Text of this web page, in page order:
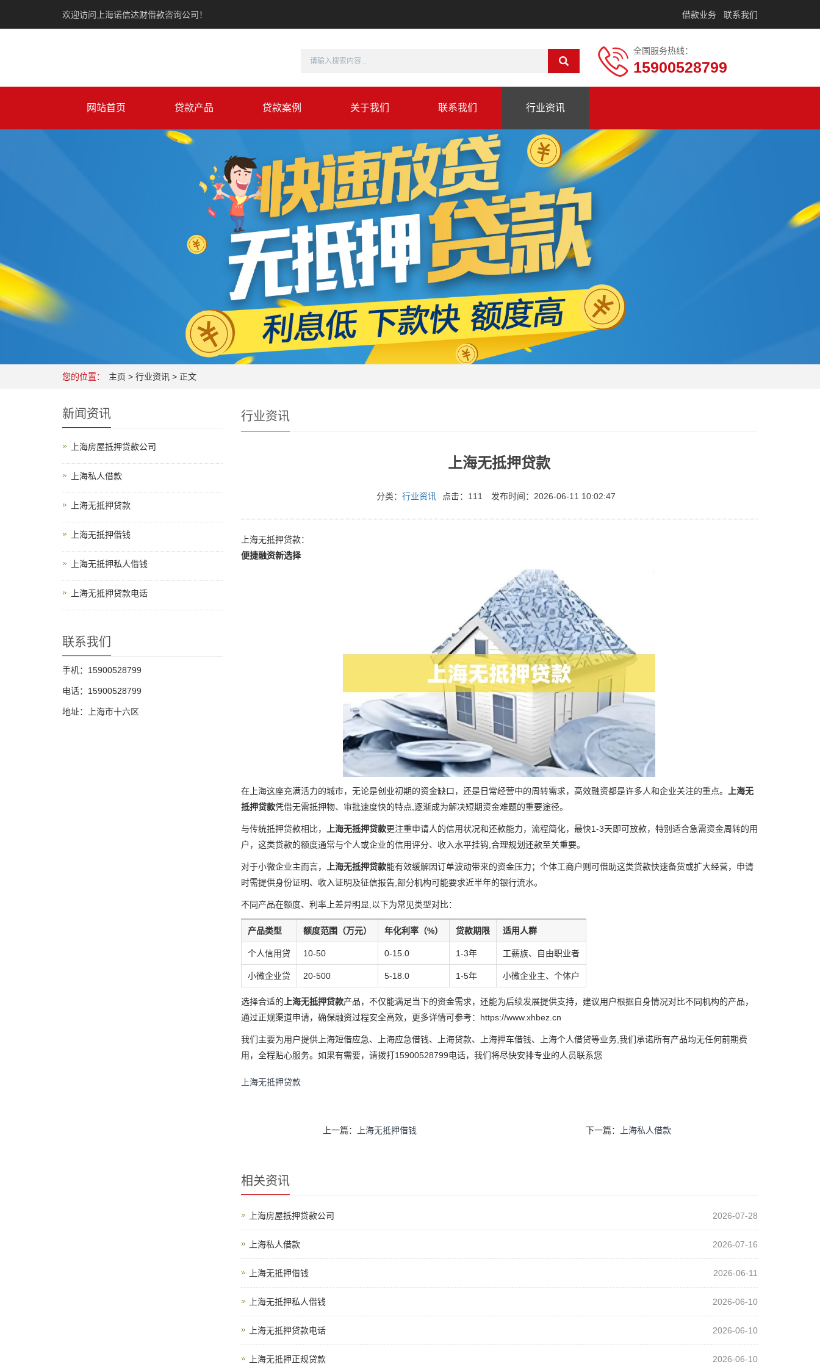
欢迎访问上海诺信达财借款咨询公司！ 借款业务 联系我们
全国服务热线：
15900528799
网站首页 贷款产品 贷款案例 关于我们 联系我们 行业资讯
您的位置： 主页 > 行业资讯 > 正文
行业资讯
上海无抵押贷款
分类：行业资讯 点击：111 发布时间：2026-06-11 10:02:47
上海无抵押贷款：
便捷融资新选择
在上海这座充满活力的城市，无论是创业初期的资金缺口，还是日常经营中的周转需求，高效融资都是许多人和企业关注的重点。
上海无
抵押贷款凭借无需抵押物、审批速度快的特点,逐渐成为解决短期资金难题的重要途径。
与传统抵押贷款相比， 上海无抵押贷款更注重申请人的信用状况和还款能力，流程简化，最快1-3天即可放款，特别适合急需资金周转的用
户，这类贷款的额度通常与个人或企业的信用评分、收入水平挂钩,合理规划还款至关重要。
对于小微企业主而言， 上海无抵押贷款能有效缓解因订单波动带来的资金压力；个体工商户则可借助这类贷款快速备货或扩大经营，申请
时需提供身份证明、收入证明及征信报告,部分机构可能要求近半年的银行流水。
不同产品在额度、利率上差异明显,以下为常见类型对比：
产品类型 额度范围（万元） 年化利率（%） 贷款期限 适用人群
个人信用贷 10-50 0-15.0 1-3年 工薪族、自由职业者
小微企业贷 20-500 5-18.0 1-5年 小微企业主、个体户
选择合适的 上海无抵押贷款产品，不仅能满足当下的资金需求，还能为后续发展提供支持，建议用户根据自身情况对比不同机构的产品，
通过正规渠道申请，确保融资过程安全高效，更多详情可参考：https://www.xhbez.cn
我们主要为用户提供上海短借应急、上海应急借钱、上海贷款、上海押车借钱、上海个人借贷等业务,我们承诺所有产品均无任何前期费
用，全程贴心服务。如果有需要，请拨打15900528799电话，我们将尽快安排专业的人员联系您
上海无抵押贷款
上一篇： 上海无抵押借钱 下一篇： 上海私人借款
相关资讯
上海房屋抵押贷款公司 2026-07-28
上海私人借款 2026-07-16
上海无抵押借钱 2026-06-11
上海无抵押私人借钱 2026-06-10
上海无抵押贷款电话 2026-06-10
上海无抵押正规贷款 2026-06-10
新闻资讯
上海房屋抵押贷款公司
上海私人借款
上海无抵押贷款
上海无抵押借钱
上海无抵押私人借钱
上海无抵押贷款电话
联系我们
手机：15900528799
电话：15900528799
地址：上海市十六区